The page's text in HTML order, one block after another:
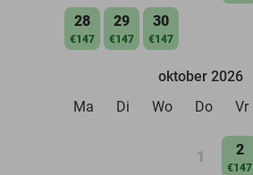
28
€147
29
€147
30
€147
oktober 2026
Ma
Di Wo Do Vr
1 2
€147